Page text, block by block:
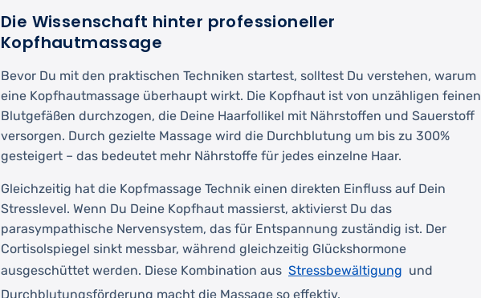
Die Wissenschaft hinter professioneller
Kopfhautmassage
Bevor Du mit den praktischen Techniken startest, solltest Du verstehen, warum
eine Kopfhautmassage überhaupt wirkt. Die Kopfhaut ist von unzähligen feinen
Blutgefäßen durchzogen, die Deine Haarfollikel mit Nährstoffen und Sauerstoff
versorgen. Durch gezielte Massage wird die Durchblutung um bis zu 300%
gesteigert – das bedeutet mehr Nährstoffe für jedes einzelne Haar.
Gleichzeitig hat die Kopfmassage Technik einen direkten Einfluss auf Dein
Stresslevel. Wenn Du Deine Kopfhaut massierst, aktivierst Du das
parasympathische Nervensystem, das für Entspannung zuständig ist. Der
Cortisolspiegel sinkt messbar, während gleichzeitig Glückshormone
ausgeschüttet werden. Diese Kombination aus Stressbewältigung und
Durchblutungsförderung macht die Massage so effektiv.